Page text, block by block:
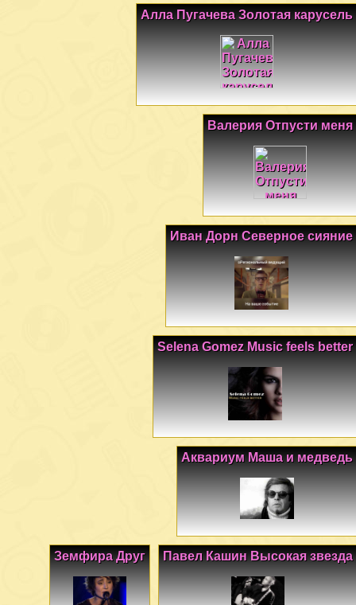
Алла Пугачева Золотая карусель
Валерия Отпусти меня
Иван Дорн Северное сияние
Selena Gomez Music feels better
Аквариум Маша и медведь
Павел Кашин Высокая звезда
Земфира Друг